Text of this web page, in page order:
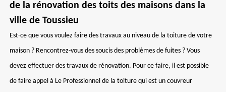
de la rénovation des toits des maisons dans la
ville de Toussieu
Est-ce que vous voulez faire des travaux au niveau de la toiture de votre
maison ? Rencontrez-vous des soucis des problèmes de fuites ? Vous
devez effectuer des travaux de rénovation. Pour ce faire, il est possible
de faire appel à Le Professionnel de la toiture qui est un couvreur